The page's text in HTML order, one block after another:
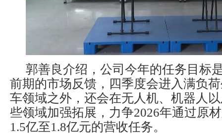
郭善良介绍，公司今年的任务目标
前期的市场反馈，四季度会进入满负
车领域之外，还会在无人机、机器人
些领域加强拓展，力争2026年通过原
1.5亿至1.8亿元的营收任务。